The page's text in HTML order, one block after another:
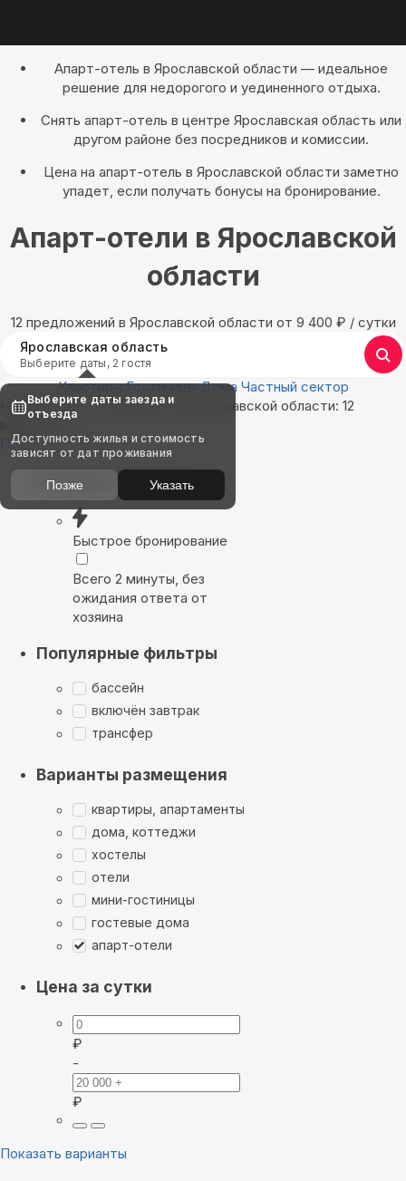
Апарт-отель в Ярославской области — идеальное
решение для недорогого и уединенного отдыха.
Снять апарт-отель в центре Ярославская область или
другом районе без посредников и комиссии.
Цена на апарт-отель в Ярославской области заметно
упадет, если получать бонусы на бронирование.
Апарт-отели в Ярославской
области
12 предложений в Ярославской области oт 9 400 ₽ / сутки
Ярославская область
Выберите даты, 2 гостя
Квартиры Гостиницы Дома Частный сектор
Найдём, где остановиться в Ярославской области: 12
вариантов
Показать на карте
Выбирайте лучшее
Быстрое бронирование
Всего 2 минуты, без
ожидания ответа от
хозяина
Популярные фильтры
бассейн
включён завтрак
трансфер
Варианты размещения
квартиры, апартаменты
дома, коттеджи
хостелы
отели
мини-гостиницы
гостевые дома
апарт-отели
Цена за сутки
₽
-
₽
Показать варианты
Выберите даты заезда и
отъезда
Доступность жилья и стоимость
зависят от дат проживания
Позже Указать